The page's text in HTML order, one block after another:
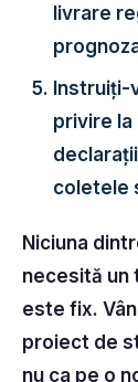
livrare
Instruiți-
privire la
coletele
Niciuna
necesită un
este fix.
proiect de
nu ca pe o